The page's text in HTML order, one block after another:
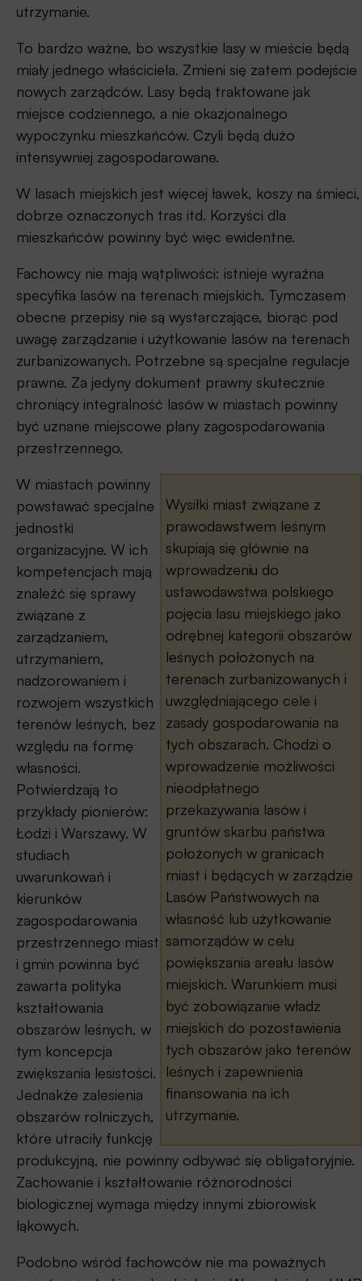
utrzymanie.
To bardzo ważne, bo wszystkie lasy w mieście będą
miały jednego właściciela. Zmieni się zatem podejście
nowych zarządców. Lasy będą traktowane jak
miejsce codziennego, a nie okazjonalnego
wypoczynku mieszkańców. Czyli będą dużo
intensywniej zagospodarowane.
W lasach miejskich jest więcej ławek, koszy na śmieci,
dobrze oznaczonych tras itd. Korzyści dla
mieszkańców powinny być więc ewidentne.
Fachowcy nie mają wątpliwości: istnieje wyraźna
specyfika lasów na terenach miejskich. Tymczasem
obecne przepisy nie są wystarczające, biorąc pod
uwagę zarządzanie i użytkowanie lasów na terenach
zurbanizowanych. Potrzebne są specjalne regulacje
prawne. Za jedyny dokument prawny skutecznie
chroniący integralność lasów w miastach powinny
być uznane miejscowe plany zagospodarowania
przestrzennego.
Wysiłki miast związane z
prawodawstwem leśnym
skupiają się głównie na
wprowadzeniu do
ustawodawstwa polskiego
pojęcia lasu miejskiego jako
odrębnej kategorii obszarów
leśnych położonych na
terenach zurbanizowanych i
uwzględniającego cele i
zasady gospodarowania na
tych obszarach. Chodzi o
wprowadzenie możliwości
nieodpłatnego
przekazywania lasów i
gruntów skarbu państwa
położonych w granicach
miast i będących w zarządzie
Lasów Państwowych na
własność lub użytkowanie
samorządów w celu
powiększania areału lasów
miejskich. Warunkiem musi
być zobowiązanie władz
miejskich do pozostawienia
tych obszarów jako terenów
leśnych i zapewnienia
finansowania na ich
utrzymanie.
W miastach powinny
powstawać specjalne
jednostki
organizacyjne. W ich
kompetencjach mają
znaleźć się sprawy
związane z
zarządzaniem,
utrzymaniem,
nadzorowaniem i
rozwojem wszystkich
terenów leśnych, bez
względu na formę
własności.
Potwierdzają to
przykłady pionierów:
Łodzi i Warszawy. W
studiach
uwarunkowań i
kierunków
zagospodarowania
przestrzennego miast
i gmin powinna być
zawarta polityka
kształtowania
obszarów leśnych, w
tym koncepcja
zwiększania lesistości.
Jednakże zalesienia
obszarów rolniczych,
które utraciły funkcję
produkcyjną, nie powinny odbywać się obligatoryjnie.
Zachowanie i kształtowanie różnorodności
biologicznej wymaga między innymi zbiorowisk
łąkowych.
Podobno wśród fachowców nie ma poważnych